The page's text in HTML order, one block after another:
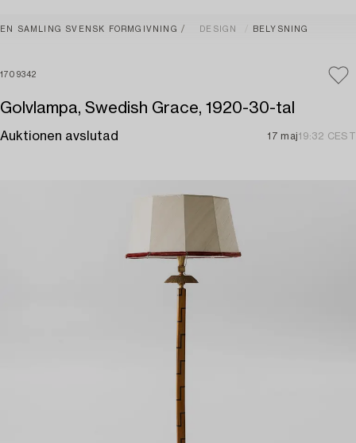
EN SAMLING SVENSK FORMGIVNING DESIGN BELYSNING
1709342
Golvlampa, Swedish Grace, 1920-30-tal
Auktionen avslutad 17 maj19:32 CEST